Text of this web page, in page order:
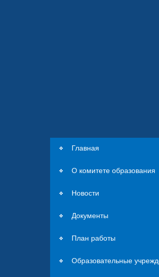
Главная
О комитете образования
Новости
Документы
План работы
Образовательные